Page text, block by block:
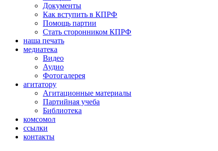
Документы
Как вступить в КПРФ
Помощь партии
Стать сторонником КПРФ
наша печать
медиатека
Видео
Аудио
Фотогалерея
агитатору
Агитационные материалы
Партийная учеба
Библиотека
комсомол
ссылки
контакты